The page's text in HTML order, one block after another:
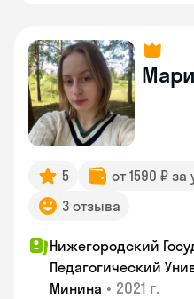
5 от 1590 ₽ за
3 отзыва
Нижегородский
Педагогический
Минина • 2021 г.